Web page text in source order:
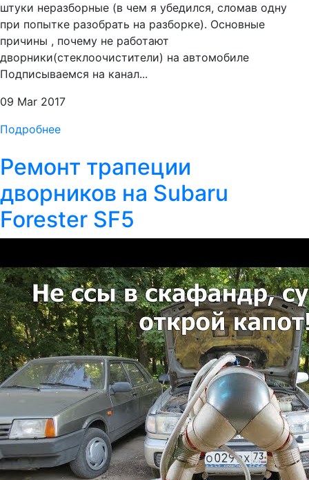
штуки неразборные (в чем я убедился, сломав одну
при попытке разобрать на разборке). Основные
причины , почему не работают
дворники(стеклоочистители) на автомобиле
Подписываемся на канал...
09 Mar 2017
Подробнее
Ремонт трапеции
дворников на Subaru
Forester SF5